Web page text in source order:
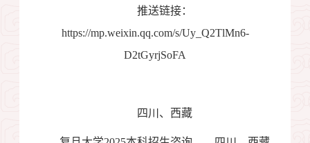
推送链接：
https://mp.weixin.qq.com/s/Uy_Q2TlMn6-
D2tGyrjSoFA
四川、西藏